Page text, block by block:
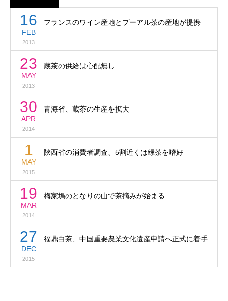
16
FEB
2013
フランスのワイン産地とプーアル茶の産地が提携
23
MAY
2013
蔵茶の供給は心配無し
30
APR
2014
青海省、蔵茶の生産を拡大
1
MAY
2015
陝西省の消費者調査、5割近くは緑茶を嗜好
19
MAR
2014
梅家塢のとなりの山で茶摘みが始まる
27
DEC
2015
福鼎白茶、中国重要農業文化遺産申請へ正式に着手